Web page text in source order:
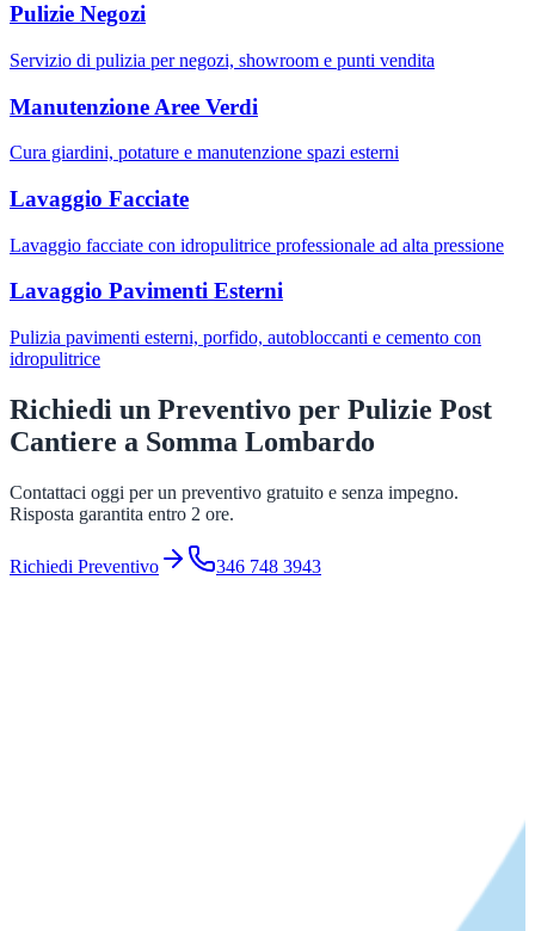
Pulizie Negozi
Servizio di pulizia per negozi, showroom e punti vendita
Manutenzione Aree Verdi
Cura giardini, potature e manutenzione spazi esterni
Lavaggio Facciate
Lavaggio facciate con idropulitrice professionale ad alta pressione
Lavaggio Pavimenti Esterni
Pulizia pavimenti esterni, porfido, autobloccanti e cemento con
idropulitrice
Richiedi un Preventivo per Pulizie Post
Cantiere a Somma Lombardo
Contattaci oggi per un preventivo gratuito e senza impegno.
Risposta garantita entro 2 ore.
Richiedi Preventivo 346 748 3943